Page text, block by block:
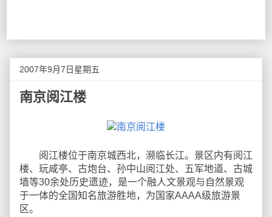
2007年9月7日星期五
南京阅江楼
阅江楼位于南京城西北，濒临长江。景区内有阅江
楼、玩咸亭、古炮台、孙中山阅江处、五军地道、古城
墙等30余处历史遗迹，是一个融人文景观与自然景观
于一体的全国知名旅游胜地，为国家AAAA级旅游景
区。